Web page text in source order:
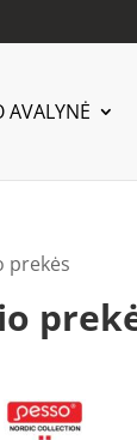
AVALYNĖ
prekės